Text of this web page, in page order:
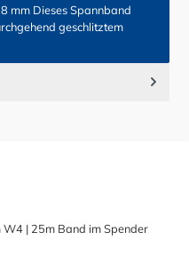
mm Dieses Spannband
geschlitztem